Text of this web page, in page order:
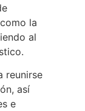
la
al
reunirse
así
e